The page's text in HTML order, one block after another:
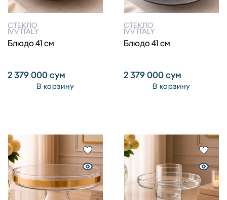
СТЕКЛО
IVV ITALY
Блюдо 41 см
2 379 000сум
В корзину
СТЕКЛО
IVV ITALY
Блюдо 41 см
2 379 000сум
В корзину